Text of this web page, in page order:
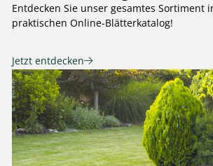
Entdecken Sie unser gesamtes Sortiment
praktischen Online-Blätterkatalog!
Jetzt entdecken